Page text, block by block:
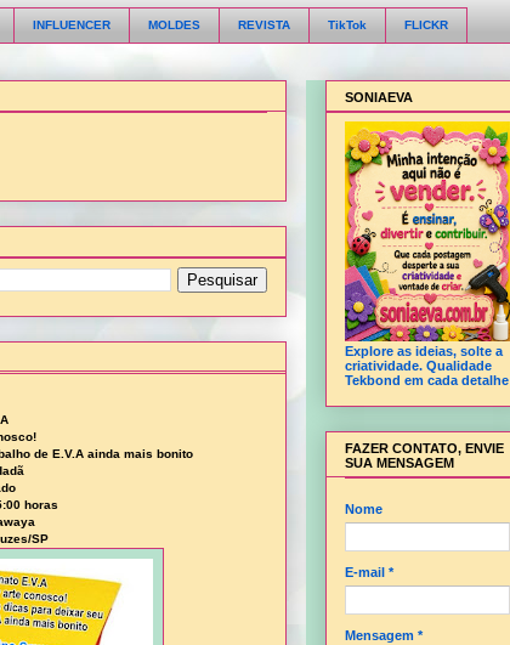
INFLUENCER MOLDES REVISTA TikTok FLICKR
de E.V.A ainda mais bonito
horas
SP
SONIAEVA
Explore as ideias, solte a
criatividade. Qualidade
Tekbond em cada detalhe
FAZER CONTATO, ENVIE
SUA MENSAGEM
Nome
E-mail *
Mensagem *